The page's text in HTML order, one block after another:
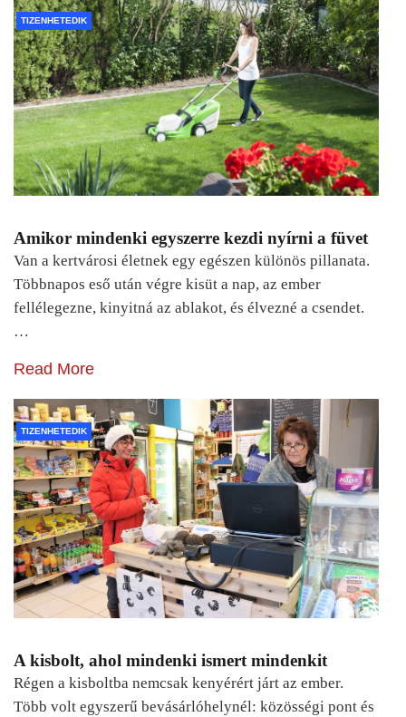
TIZENHETEDIK
Amikor mindenki egyszerre kezdi nyírni a füvet
Van a kertvárosi életnek egy egészen különös pillanata.
Többnapos eső után végre kisüt a nap, az ember
fellélegezne, kinyitná az ablakot, és élvezné a csendet.
…
Read More
TIZENHETEDIK
A kisbolt, ahol mindenki ismert mindenkit
Régen a kisboltba nemcsak kenyérért járt az ember.
Több volt egyszerű bevásárlóhelynél: közösségi pont és